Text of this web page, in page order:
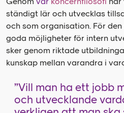
ständigt lär och utvecklas
och som organisation. För
goda möjligheter för intern
sker genom riktade
kunskap mellan varandra i
”Vill man ha ett jobb
och utvecklande